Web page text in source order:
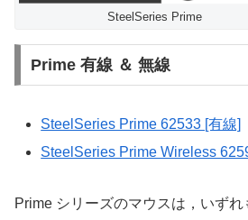
SteelSeries Prime
Prime 有線 ＆ 無線
SteelSeries Prime 62533 [有線]
SteelSeries Prime Wireless
Prime シリーズのマウスは，いず